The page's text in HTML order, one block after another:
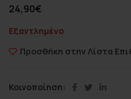
24,90€
Εξαντλημένο
Προσθήκη στην Λίστα
Κοινοποίηση